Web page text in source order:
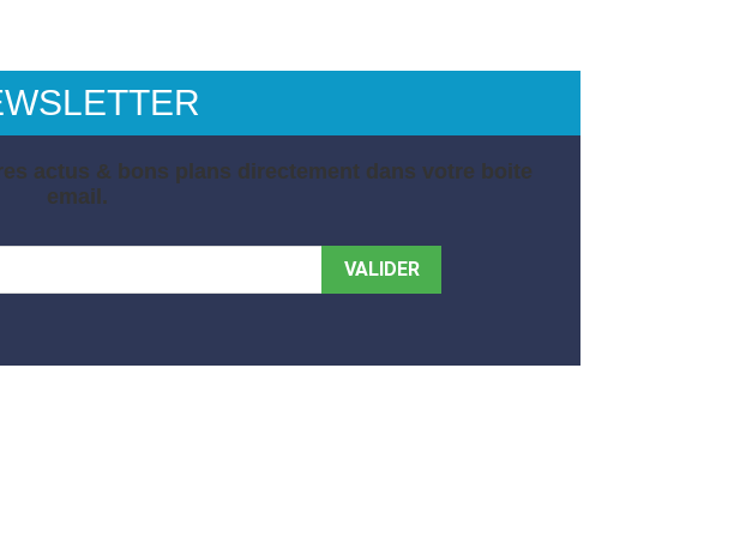
actus & bons plans directement dans votre boite
email.